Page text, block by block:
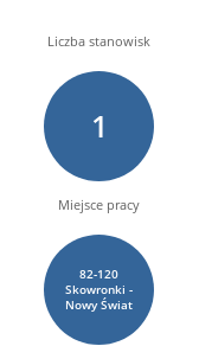
Liczba stanowisk
1
Miejsce pracy
82-120
Skowronki -
Nowy Świat